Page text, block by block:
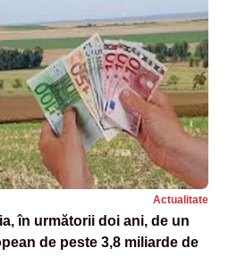
Actualitate
în următorii doi ani, de un
de peste 3,8 miliarde de